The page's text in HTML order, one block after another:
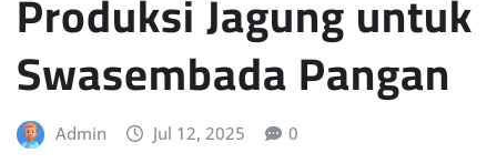
Swasembada Pangan
Admin Jul 12, 2025 0